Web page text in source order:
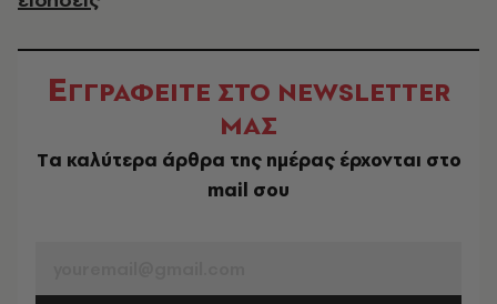
ΕΓΓΡΑΦΕΙΤΕ ΣΤΟ NEWSLETTER
ΜΑΣ
Tα καλύτερα άρθρα της ημέρας έρχονται στο
mail σου